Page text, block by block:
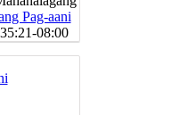
Pag-aani
08:00